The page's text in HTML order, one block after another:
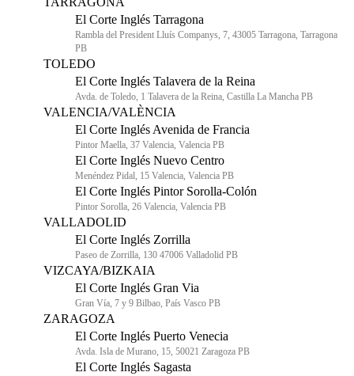
El Corte Inglés Tarragona
Rambla del President Lluís Companys, 7, 43005 Tarragona, Tarragona
PB
TOLEDO
El Corte Inglés Talavera de la Reina
Avda. de Toledo, 1 Talavera de la Reina, Castilla La Mancha PB
VALENCIA/VALÈNCIA
El Corte Inglés Avenida de Francia
Pintor Maella, 37 Valencia, Valencia PB
El Corte Inglés Nuevo Centro
Menéndez Pidal, 15 Valencia, Valencia PB
El Corte Inglés Pintor Sorolla-Colón
Pintor Sorolla, 26 Valencia, Valencia PB
VALLADOLID
El Corte Inglés Zorrilla
Paseo de Zorrilla, 130 47006 Valladolid PB
VIZCAYA/BIZKAIA
El Corte Inglés Gran Via
Gran Vía, 7 y 9 Bilbao, País Vasco PB
ZARAGOZA
El Corte Inglés Puerto Venecia
Avda. Isla de Murano, 15, 50021 Zaragoza PB
El Corte Inglés Sagasta